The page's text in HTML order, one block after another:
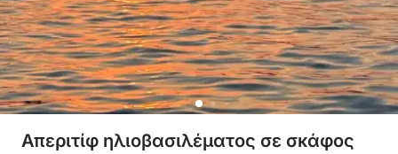
Απεριτίφ ηλιοβασιλέματος σε σκάφος